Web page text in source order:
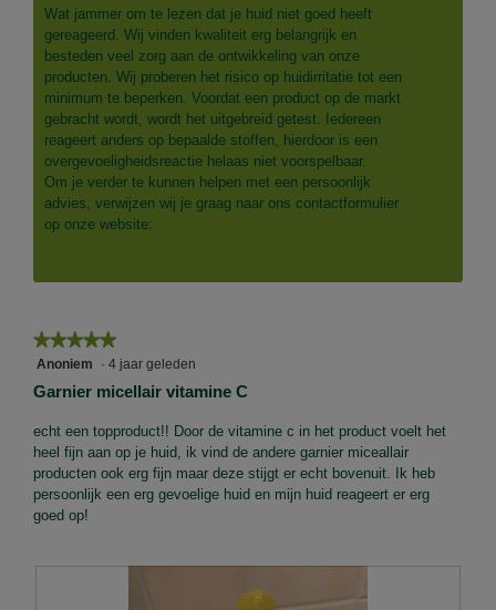
Wat jammer om te lezen dat je huid niet goed heeft
gereageerd. Wij vinden kwaliteit erg belangrijk en
besteden veel zorg aan de ontwikkeling van onze
producten. Wij proberen het risico op huidirritatie tot een
minimum te beperken. Voordat een product op de markt
gebracht wordt, wordt het uitgebreid getest. Iedereen
reageert anders op bepaalde stoffen, hierdoor is een
overgevoeligheidsreactie helaas niet voorspelbaar.
Om je verder te kunnen helpen met een persoonlijk
advies, verwijzen wij je graag naar ons contactformulier
op onze website:
★★★★★
★★★★★
5
sterren.
Anoniem · 4 jaar geleden
Garnier micellair vitamine C
echt een topproduct!! Door de vitamine c in het product voelt het
heel fijn aan op je huid, ik vind de andere garnier miceallair
producten ook erg fijn maar deze stijgt er echt bovenuit. Ik heb
persoonlijk een erg gevoelige huid en mijn huid reageert er erg
goed op!